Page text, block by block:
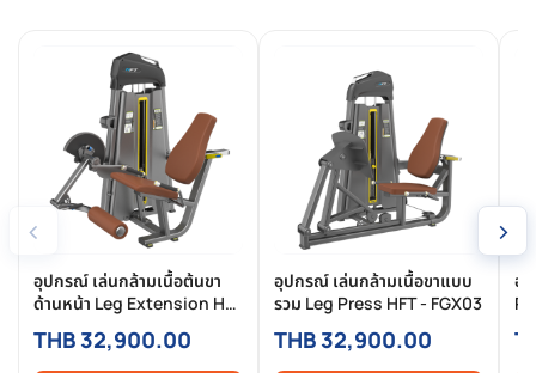
‹
อุปกรณ์ เล่นกล้ามเนื้อต้นขา
ด้านหน้า Leg Extension HFT
THB 32,900.00
อุปกรณ์ เล่นกล้ามเนื้อขาแบบ
รวม Leg Press HFT - FGX03
THB 32,900.00
อุ
›